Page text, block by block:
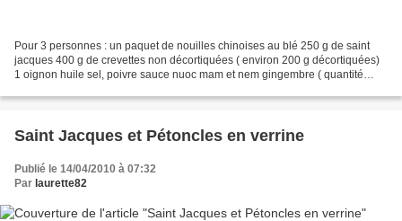
Pour 3 personnes : un paquet de nouilles chinoises au blé 250 g de saint
jacques 400 g de crevettes non décortiquées ( environ 200 g décortiquées)
1 oignon huile sel, poivre sauce nuoc mam et nem gingembre ( quantité
Saint Jacques et Pétoncles en verrine
Publié le 14/04/2010 à 07:32
Par laurette82